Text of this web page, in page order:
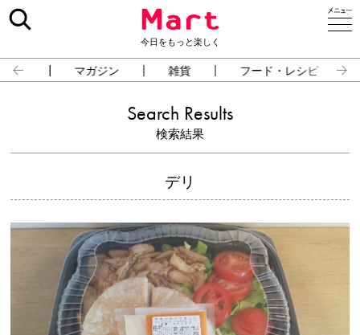
今日をもっと楽しく
占い マガジン 雑貨 フード・レシピ
Search Results
検索結果
デリ